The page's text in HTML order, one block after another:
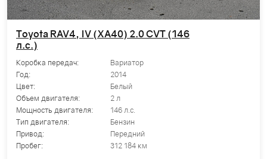
Toyota RAV4, IV (XA40) 2.0 CVT (146
л.с.)
Коробка передач:
Вариатор
Год:
2014
Цвет:
Белый
Объем двигателя:
2 л
Мощность двигателя:
146 л.с.
Тип двигателя:
Бензин
Привод:
Передний
Пробег:
312 184 км